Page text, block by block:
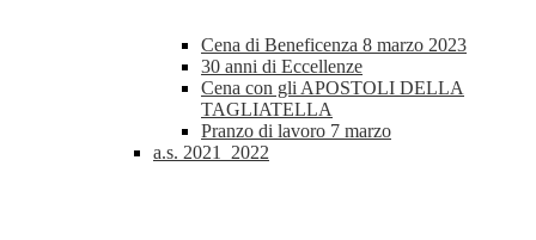
Cena di Beneficenza 8 marzo 2023
30 anni di Eccellenze
Cena con gli APOSTOLI DELLA
TAGLIATELLA
Pranzo di lavoro 7 marzo
a.s. 2021_2022